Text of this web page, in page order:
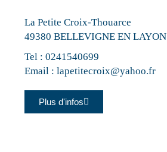
La Petite Croix-Thouarce
49380 BELLEVIGNE EN LAYON
Tel :0241540699
Email :lapetitecroix@yahoo.fr
Plus d'infos